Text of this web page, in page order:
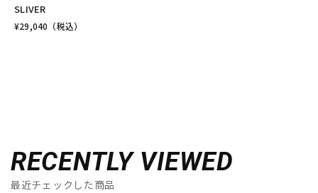
SLIVER
¥29,040 （税込）
RECENTLY VIEWED
最近チェックした商品